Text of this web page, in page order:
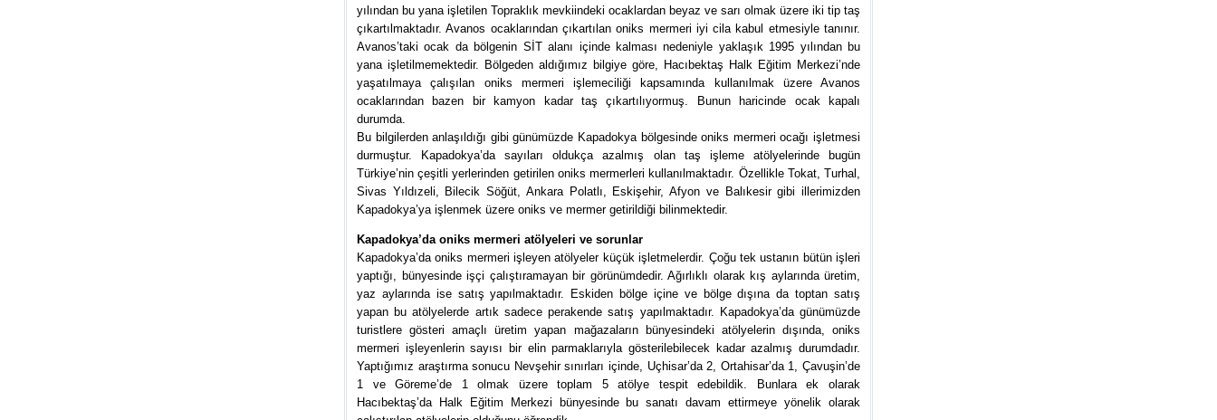
yılından bu yana işletilen Topraklık mevkiindeki ocaklardan beyaz ve sarı olmak üzere iki tip taş
çıkartılmaktadır. Avanos ocaklarından çıkartılan oniks mermeri iyi cila kabul etmesiyle tanınır.
Avanos’taki ocak da bölgenin SİT alanı içinde kalması nedeniyle yaklaşık 1995 yılından bu
yana işletilmemektedir. Bölgeden aldığımız bilgiye göre, Hacıbektaş Halk Eğitim Merkezi’nde
yaşatılmaya çalışılan oniks mermeri işlemeciliği kapsamında kullanılmak üzere Avanos
ocaklarından bazen bir kamyon kadar taş çıkartılıyormuş. Bunun haricinde ocak kapalı
durumda.
Bu bilgilerden anlaşıldığı gibi günümüzde Kapadokya bölgesinde oniks mermeri ocağı işletmesi
durmuştur. Kapadokya’da sayıları oldukça azalmış olan taş işleme atölyelerinde bugün
Türkiye’nin çeşitli yerlerinden getirilen oniks mermerleri kullanılmaktadır. Özellikle Tokat, Turhal,
Sivas Yıldızeli, Bilecik Söğüt, Ankara Polatlı, Eskişehir, Afyon ve Balıkesir gibi illerimizden
Kapadokya’ya işlenmek üzere oniks ve mermer getirildiği bilinmektedir.
Kapadokya’da oniks mermeri atölyeleri ve sorunlar
Kapadokya’da oniks mermeri işleyen atölyeler küçük işletmelerdir. Çoğu tek ustanın bütün işleri
yaptığı, bünyesinde işçi çalıştıramayan bir görünümdedir. Ağırlıklı olarak kış aylarında üretim,
yaz aylarında ise satış yapılmaktadır. Eskiden bölge içine ve bölge dışına da toptan satış
yapan bu atölyelerde artık sadece perakende satış yapılmaktadır. Kapadokya’da günümüzde
turistlere gösteri amaçlı üretim yapan mağazaların bünyesindeki atölyelerin dışında, oniks
mermeri işleyenlerin sayısı bir elin parmaklarıyla gösterilebilecek kadar azalmış durumdadır.
Yaptığımız araştırma sonucu Nevşehir sınırları içinde, Uçhisar’da 2, Ortahisar’da 1, Çavuşin’de
1 ve Göreme’de 1 olmak üzere toplam 5 atölye tespit edebildik. Bunlara ek olarak
Hacıbektaş’da Halk Eğitim Merkezi bünyesinde bu sanatı davam ettirmeye yönelik olarak